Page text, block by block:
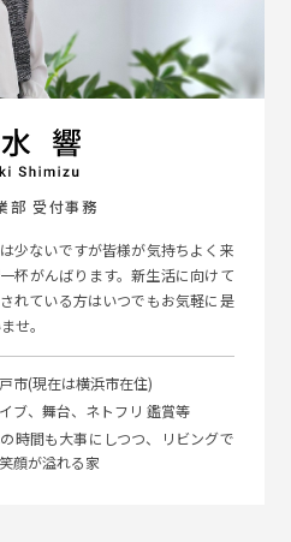
部 受付事務
少ないですが皆様が気持ちよく来
杯がんばります。新生活に向けて
れている方はいつでもお気軽に是
せ。
市(現在は横浜市在住)
ブ、舞台、ネトフリ 鑑賞等
時間も大事にしつつ、リビングで
顔が溢れる家